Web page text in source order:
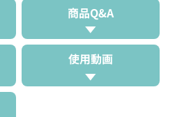
商品Q&A
使用動画